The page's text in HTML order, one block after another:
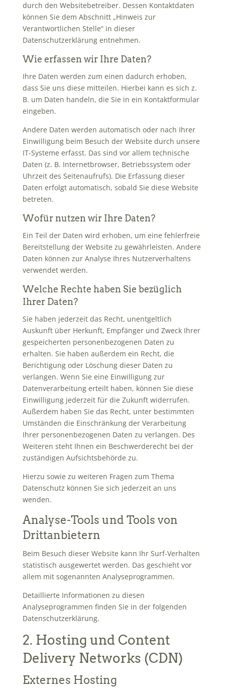
durch den Websitebetreiber. Dessen Kontaktdaten
können Sie dem Abschnitt „Hinweis zur
Verantwortlichen Stelle“ in dieser
Datenschutzerklärung entnehmen.
Wie erfassen wir Ihre Daten?
Ihre Daten werden zum einen dadurch erhoben,
dass Sie uns diese mitteilen. Hierbei kann es sich z.
B. um Daten handeln, die Sie in ein Kontaktformular
eingeben.
Andere Daten werden automatisch oder nach Ihrer
Einwilligung beim Besuch der Website durch unsere
IT-Systeme erfasst. Das sind vor allem technische
Daten (z. B. Internetbrowser, Betriebssystem oder
Uhrzeit des Seitenaufrufs). Die Erfassung dieser
Daten erfolgt automatisch, sobald Sie diese Website
betreten.
Wofür nutzen wir Ihre Daten?
Ein Teil der Daten wird erhoben, um eine fehlerfreie
Bereitstellung der Website zu gewährleisten. Andere
Daten können zur Analyse Ihres Nutzerverhaltens
verwendet werden.
Welche Rechte haben Sie bezüglich
Ihrer Daten?
Sie haben jederzeit das Recht, unentgeltlich
Auskunft über Herkunft, Empfänger und Zweck Ihrer
gespeicherten personenbezogenen Daten zu
erhalten. Sie haben außerdem ein Recht, die
Berichtigung oder Löschung dieser Daten zu
verlangen. Wenn Sie eine Einwilligung zur
Datenverarbeitung erteilt haben, können Sie diese
Einwilligung jederzeit für die Zukunft widerrufen.
Außerdem haben Sie das Recht, unter bestimmten
Umständen die Einschränkung der Verarbeitung
Ihrer personenbezogenen Daten zu verlangen. Des
Weiteren steht Ihnen ein Beschwerderecht bei der
zuständigen Aufsichtsbehörde zu.
Hierzu sowie zu weiteren Fragen zum Thema
Datenschutz können Sie sich jederzeit an uns
wenden.
Analyse-Tools und Tools von
Dritt­anbietern
Beim Besuch dieser Website kann Ihr Surf-Verhalten
statistisch ausgewertet werden. Das geschieht vor
allem mit sogenannten Analyseprogrammen.
Detaillierte Informationen zu diesen
Analyseprogrammen finden Sie in der folgenden
Datenschutzerklärung.
2. Hosting und Content
Delivery Networks (CDN)
Externes Hosting